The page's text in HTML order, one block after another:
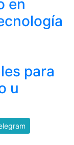
en
para
u